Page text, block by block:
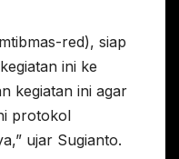
red), siap
ini ke
kegiatan ini agar
protokol
ujar Sugianto.